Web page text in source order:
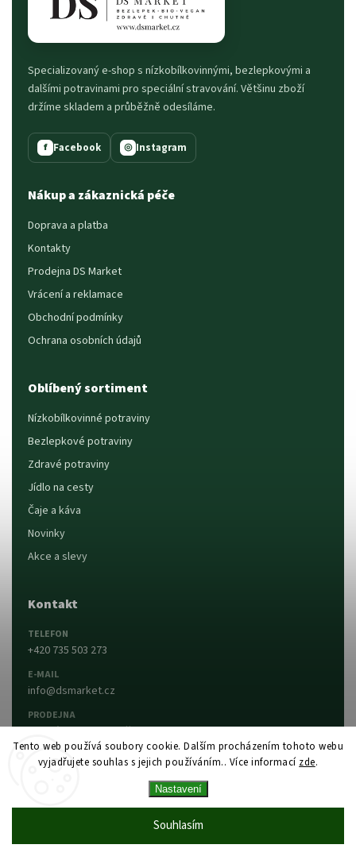
Tento web používá soubory cookie. Dalším procházením tohoto webu
vyjadřujete souhlas s jejich používáním.. Více informací zde.
Nastavení
Souhlasím
Specializovaný e-shop s nízkobílkovinnými, bezlepkovými a
dalšími potravinami pro speciální stravování. Většinu zboží
držíme skladem a průběžně odesíláme.
f Facebook ◎ Instagram
Nákup a zákaznická péče
Doprava a platba
Kontakty
Prodejna DS Market
Vrácení a reklamace
Obchodní podmínky
Ochrana osobních údajů
Oblíbený sortiment
Nízkobílkovinné potraviny
Bezlepkové potraviny
Zdravé potraviny
Jídlo na cesty
Čaje a káva
Novinky
Akce a slevy
Kontakt
TELEFON
+420 735 503 273
E-MAIL
info@dsmarket.cz
PRODEJNA
Dlouhá 90, 763 15 Slušovice
Napsat nám Prodejna a otevírací doba
Copyright 2026DS MARKET